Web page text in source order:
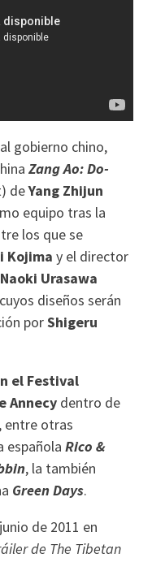
gobierno chino,
Zang Ao: Do-
deYang Zhijun
equipo tras la
los que se
Kojima y el director
Naoki Urasawa
diseños serán
porShigeru
el Festival
Annecy dentro de
entre otras
españolaRico &
, la también
Green Days.
de 2011 en
de The Tibetan